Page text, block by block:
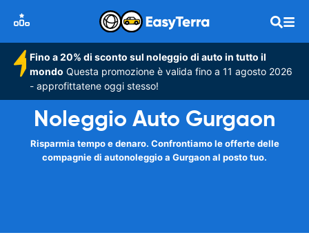
Fino a 20% di sconto sul noleggio di auto in tutto il
mondo Questa promozione è valida fino a 11 agosto 2026
- approfittatene oggi stesso!
Noleggio Auto Gurgaon
Risparmia tempo e denaro. Confrontiamo le offerte delle
compagnie di autonoleggio a Gurgaon al posto tuo.